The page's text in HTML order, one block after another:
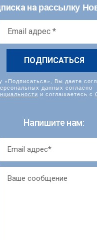
на рассылку
«Подписаться», Вы даете
данных согласно
и соглашаетесь с
Напишите нам: